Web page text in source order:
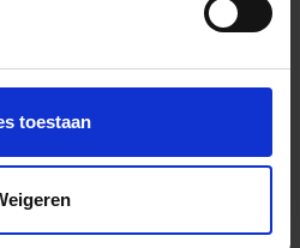
toestaan